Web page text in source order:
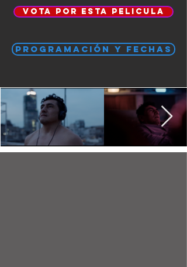
VOTA POR ESTA PELICULA
PROGRAMACIÓN Y FECHAS